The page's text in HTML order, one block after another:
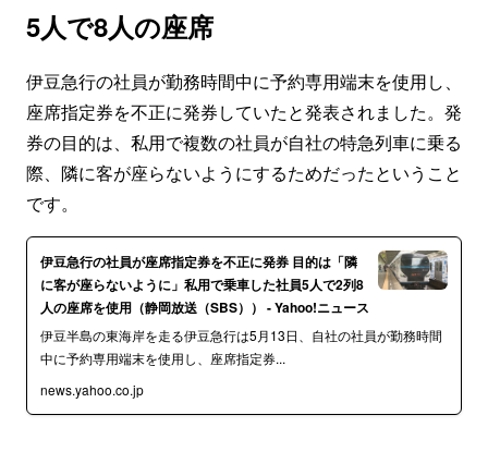
5人で8人の座席
伊豆急行の社員が勤務時間中に予約専用端末を使用し、
座席指定券を不正に発券していたと発表されました。発
券の目的は、私用で複数の社員が自社の特急列車に乗る
際、隣に客が座らないようにするためだったということ
です。
伊豆急行の社員が座席指定券を不正に発券 目的は「隣
に客が座らないように」私用で乗車した社員5人で2列8
人の座席を使用（静岡放送（SBS）） - Yahoo!ニュース
伊豆半島の東海岸を走る伊豆急行は5月13日、自社の社員が勤務時間
中に予約専用端末を使用し、座席指定券...
news.yahoo.co.jp